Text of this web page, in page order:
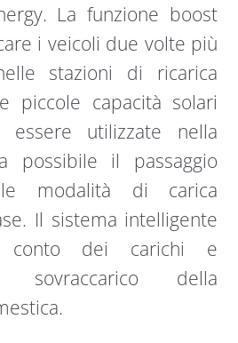
La funzione boost
i veicoli due volte più
stazioni di ricarica
piccole capacità solari
essere utilizzate nella
possibile il passaggio
modalità di carica
Il sistema intelligente
conto dei carichi e
della